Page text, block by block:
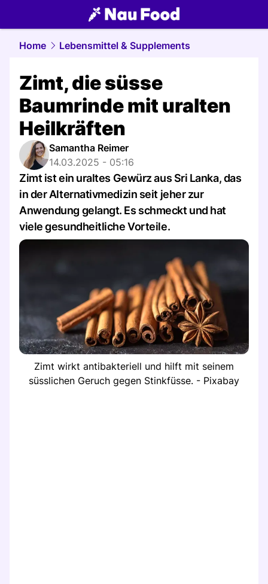
food.NAU.ch
Home Lebensmittel & Supplements
Zimt, die süsse
Baumrinde mit uralten
Heilkräften
Samantha Reimer
14.03.2025 - 05:16
Zimt ist ein uraltes Gewürz aus Sri Lanka, das
in der Alternativmedizin seit jeher zur
Anwendung gelangt. Es schmeckt und hat
viele gesundheitliche Vorteile.
Zimt wirkt antibakteriell und hilft mit seinem
süsslichen Geruch gegen Stinkfüsse. - Pixabay